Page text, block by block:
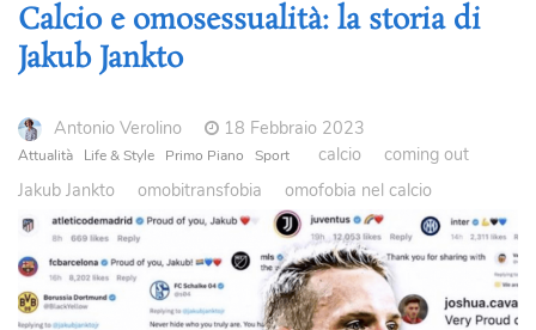
Calcio e omosessualità: la storia di
Jakub Jankto
Antonio Verolino 18 Febbraio 2023
Attualità Life & Style Primo Piano Sport calcio
coming out
Jakub Jankto
omobitransfobia omofobia nel calcio